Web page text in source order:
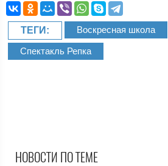
ТЕГИ: Воскресная школа
Спектакль Репка
НОВОСТИ ПО ТЕМЕ